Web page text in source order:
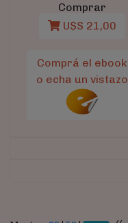
Comprar
U$S 21,00
Comprá el ebook
o echa un vistazo